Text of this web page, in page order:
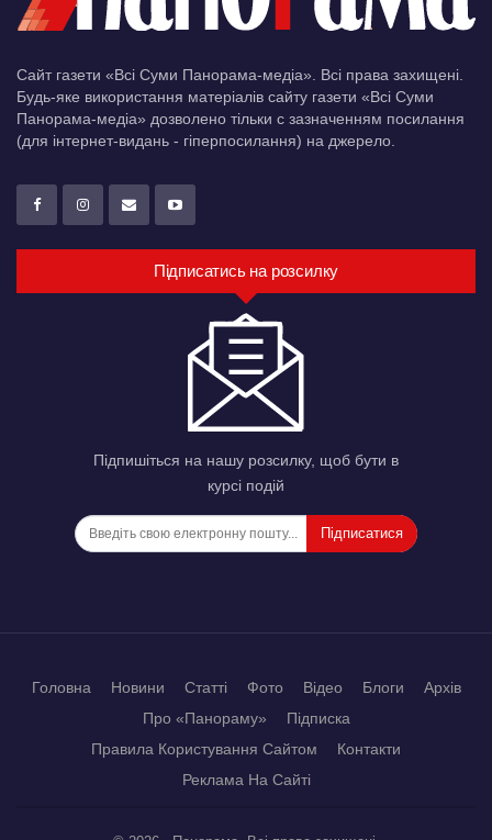
Сайт газети «Всі Суми Панорама-медіа». Всі права захищені.
Будь-яке використання матеріалів сайту газети «Всі Суми
Панорама-медіа» дозволено тільки c зазначенням посилання
(для інтернет-видань - гіперпосилання) на джерело.
Підписатись на розсилку
Підпишіться на нашу розсилку, щоб бути в
курсі подій
Підписатися
Головна Новини Статті Фото Відео Блоги
Архів
Про «Панораму»
Підписка
Правила Користування Сайтом
Контакти
Реклама На Сайті